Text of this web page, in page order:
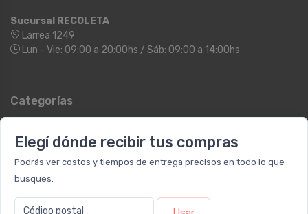
Elegí dónde recibir tus compras
Podrás ver costos y tiempos de entrega precisos en todo lo que
busques.
Código postal
Sucursal RECOLETA
Larrea 1249
Lun - Vie: 09:00 a 20:00hs / Sáb: 09:00 a 14:00hs
Categorías
Protección Solar
Suplementos
Cuidado Personal
Fragancias